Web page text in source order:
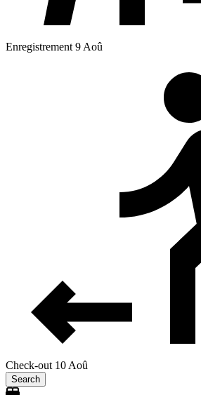
Enregistrement 9 Aoû
Check-out 10 Aoû
Search